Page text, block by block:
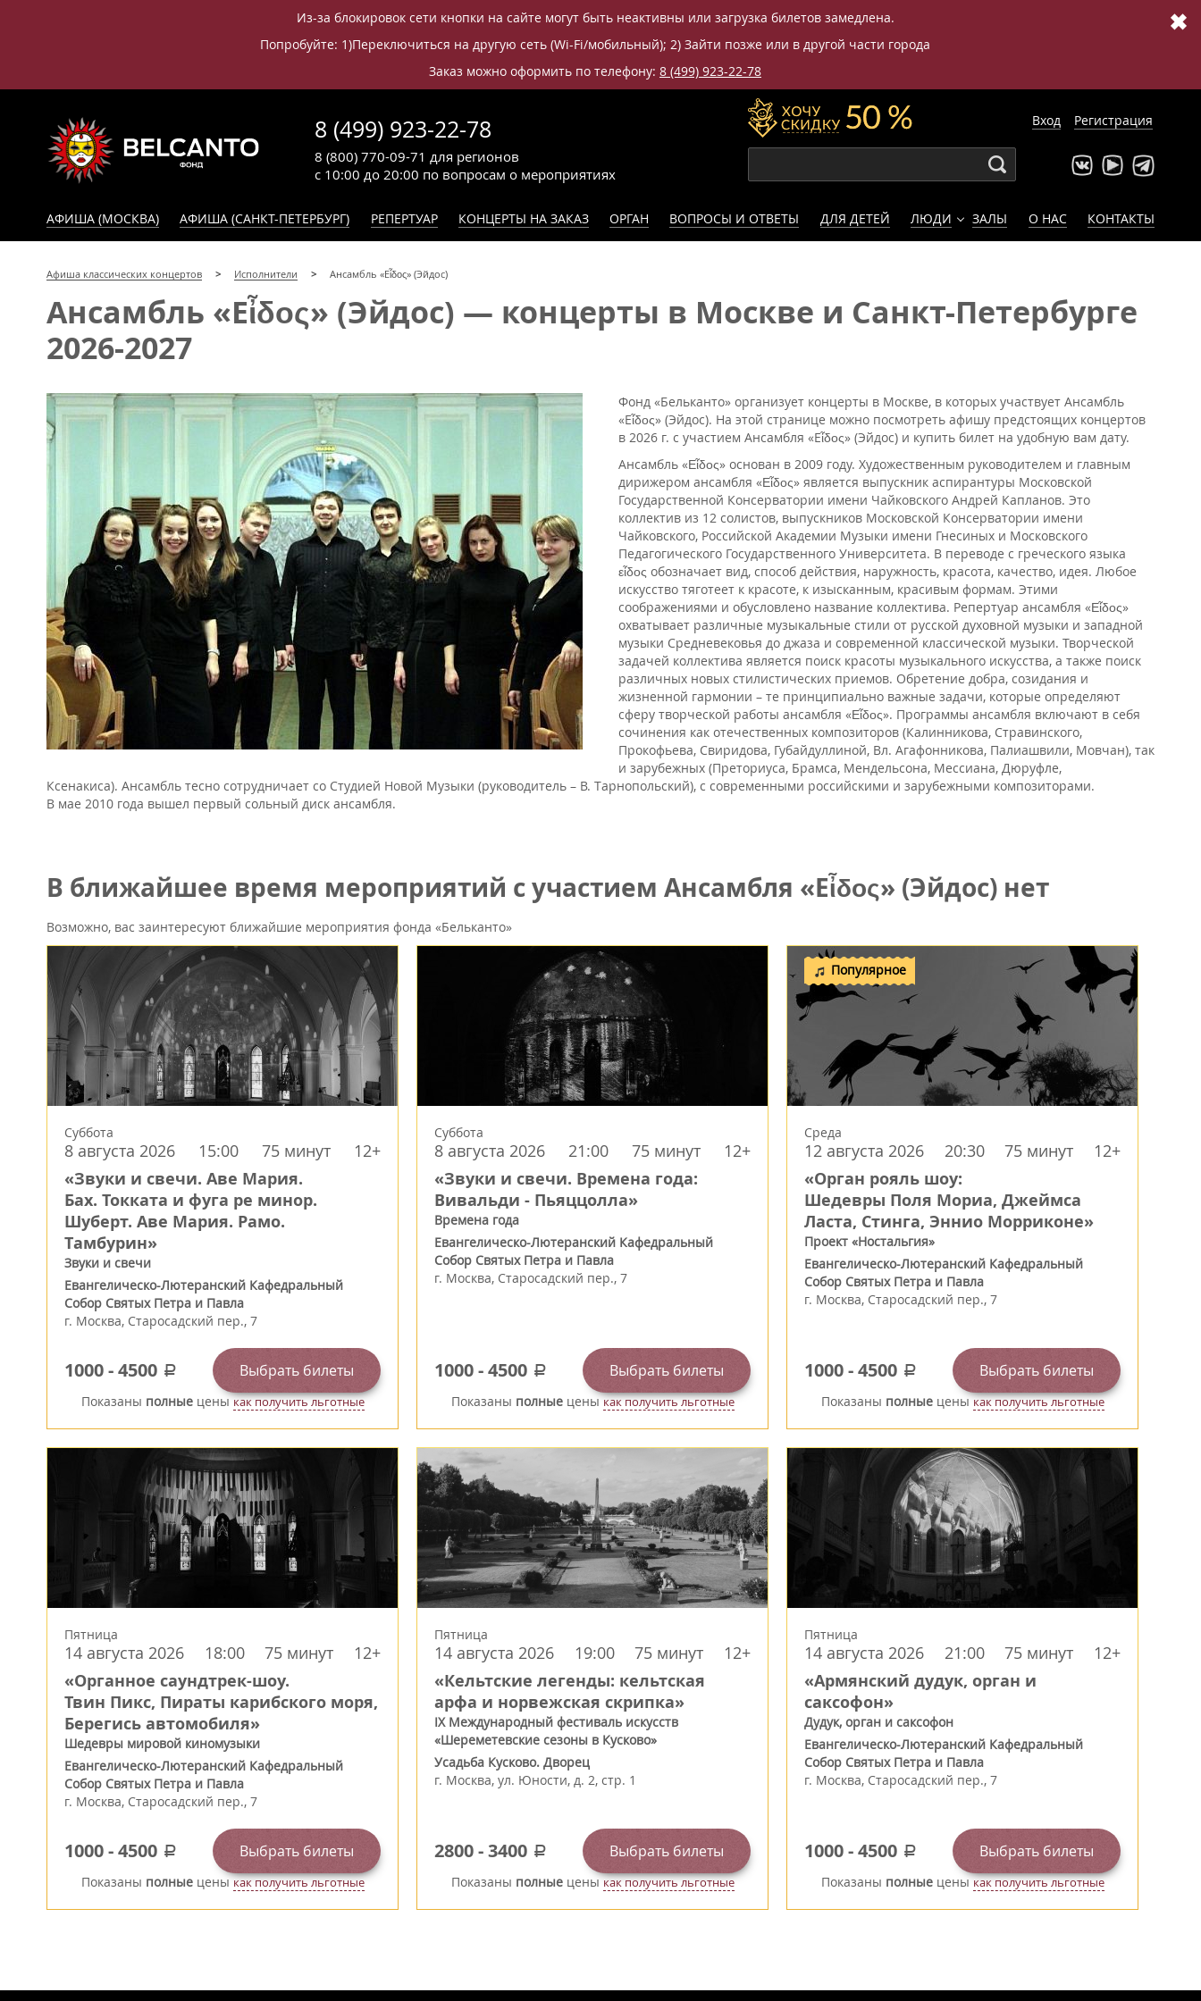
Из-за блокировок сети кнопки на сайте могут быть неактивны или загрузка билетов замедлена.
Попробуйте: 1)Переключиться на другую сеть (Wi-Fi/мобильный); 2) Зайти позже или в другой части города
Заказ можно оформить по телефону: 8 (499) 923-22-78
✖
8 (499) 923-22-78
с 10:00 до 20:00 по вопросам о мероприятиях
8 (800) 770-09-71 для регионов
Вход Регистрация
АФИША (МОСКВА) АФИША (САНКТ-ПЕТЕРБУРГ) РЕПЕРТУАР КОНЦЕРТЫ НА ЗАКАЗ ОРГАН ВОПРОСЫ И ОТВЕТЫ ДЛЯ ДЕТЕЙ ЛЮДИ ЗАЛЫ О НАС КОНТАКТЫ
Афиша классических концертов Исполнители Ансамбль «Eἶδος» (Эйдос)
Ансамбль «Eἶδος» (Эйдос) — концерты в Москве и Санкт-Петербурге
2026-2027
Фонд «Бельканто» организует концерты в Москве, в которых участвует Ансамбль
«Eἶδος» (Эйдос). На этой странице можно посмотреть афишу предстоящих концертов
в 2026 г. с участием Ансамбля «Eἶδος» (Эйдос) и купить билет на удобную вам дату.
Ансамбль «Εἶδος» основан в 2009 году. Художественным руководителем и главным
дирижером ансамбля «Εἶδος» является выпускник аспирантуры Московской
Государственной Консерватории имени Чайковского Андрей Капланов. Это
коллектив из 12 солистов, выпускников Московской Консерватории имени
Чайковского, Российской Академии Музыки имени Гнесиных и Московского
Педагогического Государственного Университета. В переводе с греческого языка
εἶδος обозначает вид, способ действия, наружность, красота, качество, идея. Любое
искусство тяготеет к красоте, к изысканным, красивым формам. Этими
соображениями и обусловлено название коллектива. Репертуар ансамбля «Εἶδος»
охватывает различные музыкальные стили от русской духовной музыки и западной
музыки Средневековья до джаза и современной классической музыки. Творческой
задачей коллектива является поиск красоты музыкального искусства, а также поиск
различных новых стилистических приемов. Обретение добра, созидания и
жизненной гармонии – те принципиально важные задачи, которые определяют
сферу творческой работы ансамбля «Εἶδος». Программы ансамбля включают в себя
сочинения как отечественных композиторов (Калинникова, Стравинского,
Прокофьева, Свиридова, Губайдуллиной, Вл. Агафонникова, Палиашвили, Мовчан), так
и зарубежных (Преториуса, Брамса, Мендельсона, Мессиана, Дюруфле,
Ксенакиса). Ансамбль тесно сотрудничает со Студией Новой Музыки (руководитель – В. Тарнопольский), с современными российскими и зарубежными композиторами.
В мае 2010 года вышел первый сольный диск ансамбля.
В ближайшее время мероприятий с участием Ансамбля «Eἶδος» (Эйдос) нет
Возможно, вас заинтересуют ближайшие мероприятия фонда «Бельканто»
Суббота
8 августа 2026 15:00 75 минут 12+
«Звуки и свечи. Аве Мария.
Бах. Токката и фуга ре минор.
Шуберт. Аве Мария. Рамо.
Тамбурин»
Звуки и свечи
Евангелическо-Лютеранский Кафедральный
Собор Святых Петра и Павла
г. Москва, Старосадский пер., 7
1000-4500 a Выбрать билеты
Показаны полныеценыкак получить льготные
Суббота
8 августа 2026 21:00 75 минут 12+
«Звуки и свечи. Времена года:
Вивальди - Пьяццолла»
Времена года
Евангелическо-Лютеранский Кафедральный
Собор Святых Петра и Павла
г. Москва, Старосадский пер., 7
1000-4500 a Выбрать билеты
Показаны полныеценыкак получить льготные
Популярное
Среда
12 августа 2026 20:30 75 минут 12+
«Орган рояль шоу:
Шедевры Поля Мориа, Джеймса
Ласта, Стинга, Эннио Морриконе»
Проект «Ностальгия»
Евангелическо-Лютеранский Кафедральный
Собор Святых Петра и Павла
г. Москва, Старосадский пер., 7
1000-4500 a Выбрать билеты
Показаны полныеценыкак получить льготные
Пятница
14 августа 2026 18:00 75 минут 12+
«Органное саундтрек-шоу.
Твин Пикс, Пираты карибского моря,
Берегись автомобиля»
Шедевры мировой киномузыки
Евангелическо-Лютеранский Кафедральный
Собор Святых Петра и Павла
г. Москва, Старосадский пер., 7
1000-4500 a Выбрать билеты
Показаны полныеценыкак получить льготные
Пятница
14 августа 2026 19:00 75 минут 12+
«Кельтские легенды: кельтская
арфа и норвежская скрипка»
IX Международный фестиваль искусств
«Шереметевские сезоны в Кусково»
Усадьба Кусково. Дворец
г. Москва, ул. Юности, д. 2, стр. 1
2800-3400 a Выбрать билеты
Показаны полныеценыкак получить льготные
Пятница
14 августа 2026 21:00 75 минут 12+
«Армянский дудук, орган и
саксофон»
Дудук, орган и саксофон
Евангелическо-Лютеранский Кафедральный
Собор Святых Петра и Павла
г. Москва, Старосадский пер., 7
1000-4500 a Выбрать билеты
Показаны полныеценыкак получить льготные